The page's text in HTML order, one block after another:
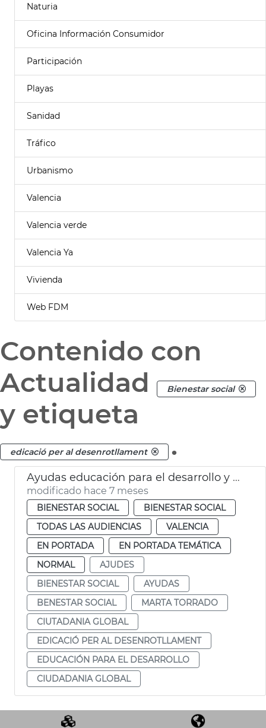
Naturia
Oficina Información Consumidor
Participación
Playas
Sanidad
Tráfico
Urbanismo
Valencia
Valencia verde
Valencia Ya
Vivienda
Web FDM
Contenido con
Actualidad
Bienestar social
y etiqueta
edicació per al desenrotllament .
Ayudas educación para el desarrollo y para la ciudadanía global 2025
modificado hace 7 meses
BIENESTAR SOCIAL
BIENESTAR SOCIAL
TODAS LAS AUDIENCIAS
VALENCIA
EN PORTADA
EN PORTADA TEMÁTICA
NORMAL
AJUDES
BIENESTAR SOCIAL
AYUDAS
BENESTAR SOCIAL
MARTA TORRADO
CIUTADANIA GLOBAL
EDICACIÓ PER AL DESENROTLLAMENT
EDUCACIÓN PARA EL DESARROLLO
CIUDADANIA GLOBAL